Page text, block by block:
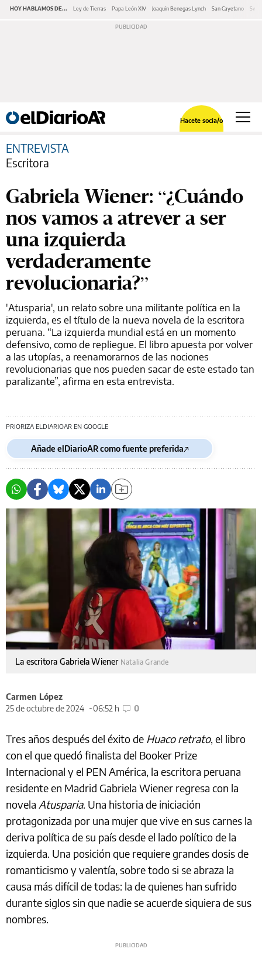
HOY HABLAMOS DE... Ley de Tierras Papa León XIV Joaquín Benegas Lynch San Cayetano
Hacete socia/o
ENTREVISTA
Escritora
Gabriela Wiener: “¿Cuándo
nos vamos a atrever a ser
una izquierda
verdaderamente
revolucionaria?”
'Atusparia', un relato sobre una militante política en la
izquierda, es el título de la nueva novela de la escritora
peruana. “La izquierda mundial está en un momento
defensivo, como de repliegue. El libro apuesta por volver
a las utopías, a reenamorarnos de las nociones
revolucionarias que nos pueden sacar de este estado tan
paralizante”, afirma en esta entrevista.
PRIORIZA ELDIARIOAR EN GOOGLE
Añade elDiarioAR como fuente preferida
La escritora Gabriela Wiener Natalia Grande
Carmen López
25 de octubre de 2024
06:52 h 0
Tres años después del éxito de Huaco retrato, el libro
con el que quedó finalista del Booker Prize
Internacional y el PEN América, la escritora peruana
residente en Madrid Gabriela Wiener regresa con la
novela Atusparia. Una historia de iniciación
protagonizada por una mujer que vive en sus carnes la
deriva política de su país desde el lado político de la
izquierda. Una posición que requiere grandes dosis de
romanticismo y valentía, sobre todo si se abraza la
causa más difícil de todas: la de quienes han sufrido
durante siglos sin que nadie se acuerde siquiera de sus
nombres.